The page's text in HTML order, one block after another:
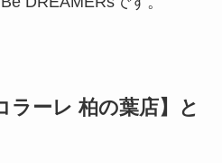
ラーレ 柏の葉店】と